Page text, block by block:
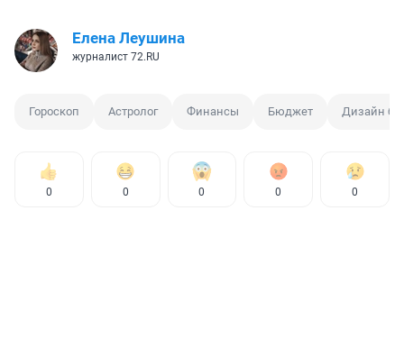
Елена Леушина
журналист 72.RU
Гороскоп Астролог Финансы Бюджет Дизайн
0 0 0 0 0